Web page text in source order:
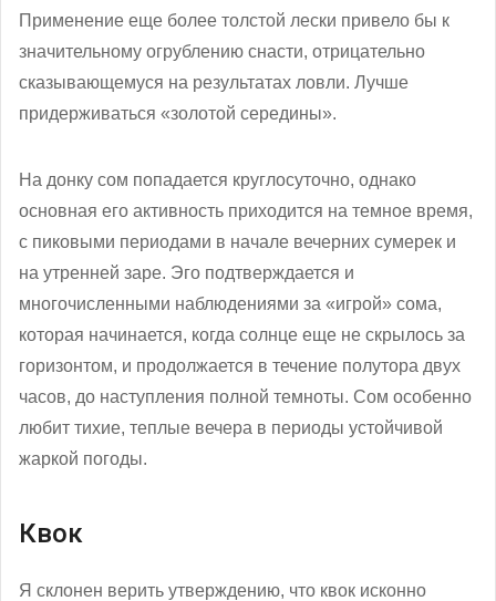
Применение еще более толстой лески привело бы к
значительному огрублению снасти, отрицательно
сказывающемуся на результатах ловли. Лучше
придерживаться «золотой середины».
На донку сом попадается круглосуточно, однако
основная его активность приходится на темное время,
с пиковыми периодами в начале вечерних сумерек и
на утренней заре. Эго подтверждается и
многочисленными наблюдениями за «игрой» сома,
которая начинается, когда солнце еще не скрылось за
горизонтом, и продолжается в течение полутора двух
часов, до наступления полной темноты. Сом особенно
любит тихие, теплые вечера в периоды устойчивой
жаркой погоды.
Квок
Я склонен верить утверждению, что квок исконно